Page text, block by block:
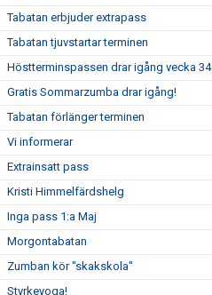
Tabatan erbjuder extrapass
Tabatan tjuvstartar terminen
Höstterminspassen drar igång vecka 34
Gratis Sommarzumba drar igång!
Tabatan förlänger terminen
Vi informerar
Extrainsatt pass
Kristi Himmelfärdshelg
Inga pass 1:a Maj
Morgontabatan
Zumban kör "skakskola"
Styrkeyoga!